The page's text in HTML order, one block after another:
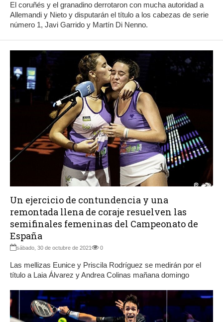
El coruñés y el granadino derrotaron con mucha autoridad a
Allemandi y Nieto y disputarán el título a los cabezas de serie
número 1, Javi Garrido y Martín Di Nenno.
Un ejercicio de contundencia y una
remontada llena de coraje resuelven las
semifinales femeninas del Campeonato de
España
sábado, 30 de octubre de 2021 0
Las mellizas Eunice y Priscila Rodríguez se medirán por el
título a Laia Álvarez y Andrea Colinas mañana domingo